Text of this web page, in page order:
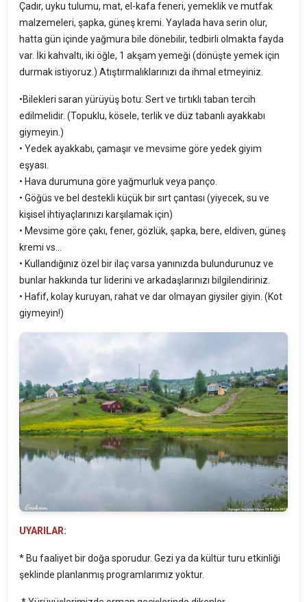
Çadır, uyku tulumu, mat, el-kafa feneri, yemeklik ve mutfak
malzemeleri, şapka, güneş kremi. Yaylada hava serin olur,
hatta gün içinde yağmura bile dönebilir, tedbirli olmakta fayda
var. İki kahvaltı, iki öğle, 1 akşam yemeği (dönüşte yemek için
durmak istiyoruz.) Atıştırmalıklarınızı da ihmal etmeyiniz.
•Bilekleri saran yürüyüş botu: Sert ve tırtıklı taban tercih
edilmelidir. (Topuklu, kösele, terlik ve düz tabanlı ayakkabı
giymeyin.)
• Yedek ayakkabı, çamaşır ve mevsime göre yedek giyim
eşyası.
• Hava durumuna göre yağmurluk veya panço.
• Göğüs ve bel destekli küçük bir sırt çantası (yiyecek, su ve
kişisel ihtiyaçlarınızı karşılamak için)
• Mevsime göre çakı, fener, gözlük, şapka, bere, eldiven, güneş
kremi vs…
• Kullandığınız özel bir ilaç varsa yanınızda bulundurunuz ve
bunlar hakkında tur liderini ve arkadaşlarınızı bilgilendiriniz.
• Hafif, kolay kuruyan, rahat ve dar olmayan giysiler giyin. (Kot
giymeyin!)
UYARILAR:
* Bu faaliyet bir doğa sporudur. Gezi ya da kültür turu etkinliği
şeklinde planlanmış programlarımız yoktur.